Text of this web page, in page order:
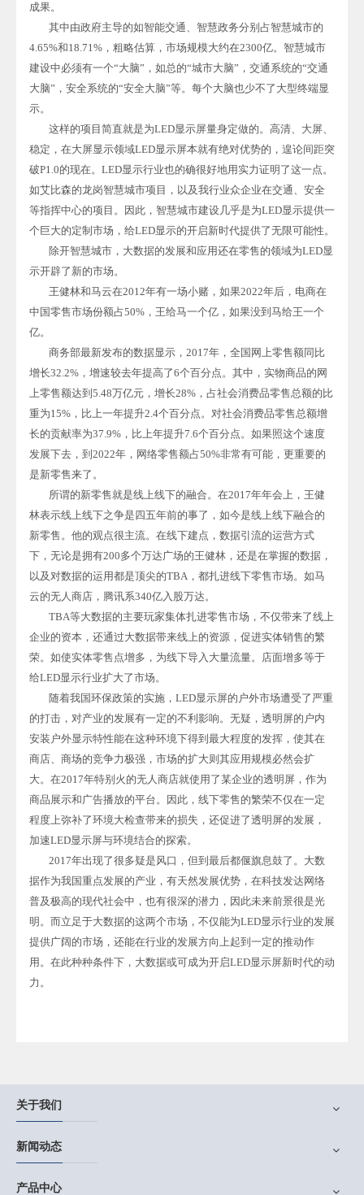
成果。
其中由政府主导的如智能交通、智慧政务分别占智慧城市的
4.65%和18.71%，粗略估算，市场规模大约在2300亿。智慧城市
建设中必须有一个“大脑”，如总的“城市大脑”，交通系统的“交通
大脑”，安全系统的“安全大脑”等。每个大脑也少不了大型终端显
示。
这样的项目简直就是为LED显示屏量身定做的。高清、大屏、
稳定，在大屏显示领域LED显示屏本就有绝对优势的，遑论间距突
破P1.0的现在。LED显示行业也的确很好地用实力证明了这一点。
如艾比森的龙岗智慧城市项目，以及我行业众企业在交通、安全
等指挥中心的项目。因此，智慧城市建设几乎是为LED显示提供一
个巨大的定制市场，给LED显示的开启新时代提供了无限可能性。
除开智慧城市，大数据的发展和应用还在零售的领域为LED显
示开辟了新的市场。
王健林和马云在2012年有一场小赌，如果2022年后，电商在
中国零售市场份额占50%，王给马一个亿，如果没到马给王一个
亿。
商务部最新发布的数据显示，2017年，全国网上零售额同比
增长32.2%，增速较去年提高了6个百分点。其中，实物商品的网
上零售额达到5.48万亿元，增长28%，占社会消费品零售总额的比
重为15%，比上一年提升2.4个百分点。对社会消费品零售总额增
长的贡献率为37.9%，比上年提升7.6个百分点。如果照这个速度
发展下去，到2022年，网络零售额占50%非常有可能，更重要的
是新零售来了。
所谓的新零售就是线上线下的融合。在2017年年会上，王健
林表示线上线下之争是四五年前的事了，如今是线上线下融合的
新零售。他的观点很主流。在线下建点，数据引流的运营方式
下，无论是拥有200多个万达广场的王健林，还是在掌握的数据，
以及对数据的运用都是顶尖的TBA，都扎进线下零售市场。如马
云的无人商店，腾讯系340亿入股万达。
TBA等大数据的主要玩家集体扎进零售市场，不仅带来了线上
企业的资本，还通过大数据带来线上的资源，促进实体销售的繁
荣。如使实体零售点增多，为线下导入大量流量。店面增多等于
给LED显示行业扩大了市场。
随着我国环保政策的实施，LED显示屏的户外市场遭受了严重
的打击，对产业的发展有一定的不利影响。无疑，透明屏的户内
安装户外显示特性能在这种环境下得到最大程度的发挥，使其在
商店、商场的竞争力极强，市场的扩大则其应用规模必然会扩
大。在2017年特别火的无人商店就使用了某企业的透明屏，作为
商品展示和广告播放的平台。因此，线下零售的繁荣不仅在一定
程度上弥补了环境大检查带来的损失，还促进了透明屏的发展，
加速LED显示屏与环境结合的探索。
2017年出现了很多疑是风口，但到最后都偃旗息鼓了。大数
据作为我国重点发展的产业，有天然发展优势，在科技发达网络
普及极高的现代社会中，也有很深的潜力，因此未来前景很是光
明。而立足于大数据的这两个市场，不仅能为LED显示行业的发展
提供广阔的市场，还能在行业的发展方向上起到一定的推动作
用。在此种种条件下，大数据或可成为开启LED显示屏新时代的动
力。
关于我们
新闻动态
产品中心